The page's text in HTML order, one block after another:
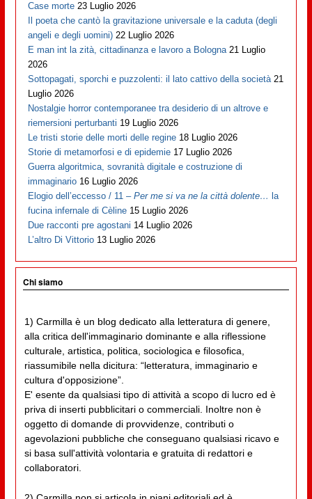
Case morte 23 Luglio 2026
Il poeta che cantò la gravitazione universale e la caduta (degli
angeli e degli uomini) 22 Luglio 2026
E man int la zità, cittadinanza e lavoro a Bologna 21 Luglio
2026
Sottopagati, sporchi e puzzolenti: il lato cattivo della società 21
Luglio 2026
Nostalgie horror contemporanee tra desiderio di un altrove e
riemersioni perturbanti 19 Luglio 2026
Le tristi storie delle morti delle regine 18 Luglio 2026
Storie di metamorfosi e di epidemie 17 Luglio 2026
Guerra algoritmica, sovranità digitale e costruzione di
immaginario 16 Luglio 2026
Elogio dell’eccesso / 11 –Per me si va ne la città dolente… la
fucina infernale di Cèline 15 Luglio 2026
Due racconti pre agostani 14 Luglio 2026
L’altro Di Vittorio 13 Luglio 2026
Chi siamo
1) Carmilla è un blog dedicato alla letteratura di genere,
alla critica dell'immaginario dominante e alla riflessione
culturale, artistica, politica, sociologica e filosofica,
riassumibile nella dicitura: “letteratura, immaginario e
cultura d'opposizione”.
E' esente da qualsiasi tipo di attività a scopo di lucro ed è
priva di inserti pubblicitari o commerciali. Inoltre non è
oggetto di domande di provvidenze, contributi o
agevolazioni pubbliche che conseguano qualsiasi ricavo e
si basa sull'attività volontaria e gratuita di redattori e
collaboratori.